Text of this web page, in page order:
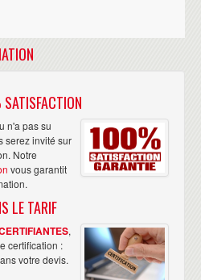
n'a pas su
serez invité sur
Notre
vous garantit
LE TARIF
,
certification :
votre devis.